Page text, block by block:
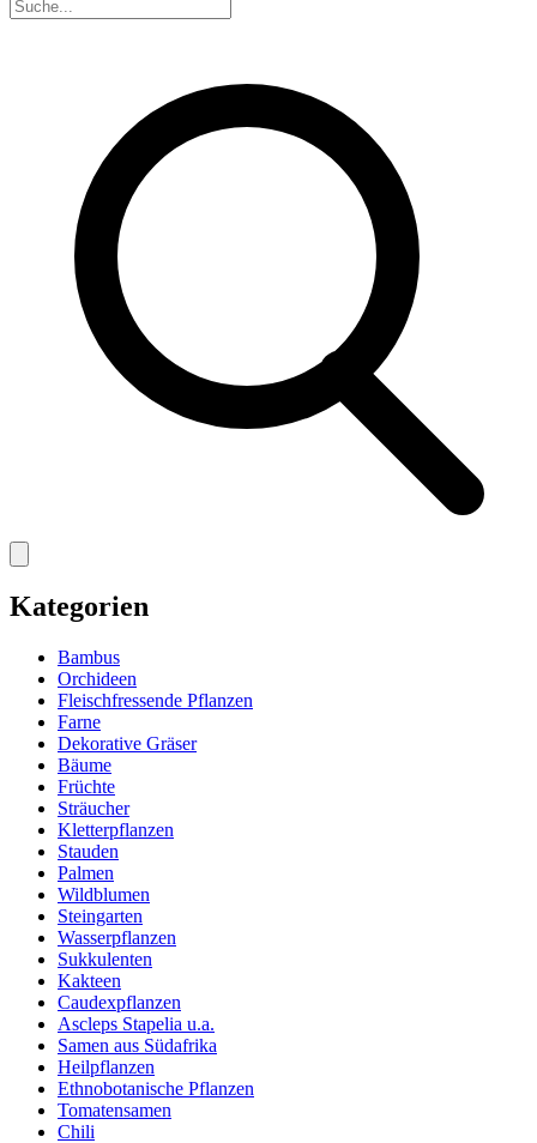
Kategorien
Bambus
Orchideen
Fleischfressende Pflanzen
Farne
Dekorative Gräser
Bäume
Früchte
Sträucher
Kletterpflanzen
Stauden
Palmen
Wildblumen
Steingarten
Wasserpflanzen
Sukkulenten
Kakteen
Caudexpflanzen
Ascleps Stapelia u.a.
Samen aus Südafrika
Heilpflanzen
Ethnobotanische Pflanzen
Tomatensamen
Chili